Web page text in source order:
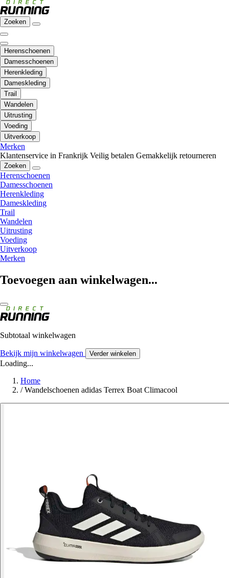
Zoeken
Herenschoenen
Damesschoenen
Herenkleding
Dameskleding
Trail
Wandelen
Uitrusting
Voeding
Uitverkoop
Merken
Klantenservice in Frankrijk Veilig betalen Gemakkelijk retourneren
Zoeken
Herenschoenen
Damesschoenen
Herenkleding
Dameskleding
Trail
Wandelen
Uitrusting
Voeding
Uitverkoop
Merken
Toevoegen aan winkelwagen...
Subtotaal winkelwagen
Bekijk mijn winkelwagen Verder winkelen
Loading...
Home
/ Wandelschoenen adidas Terrex Boat Climacool